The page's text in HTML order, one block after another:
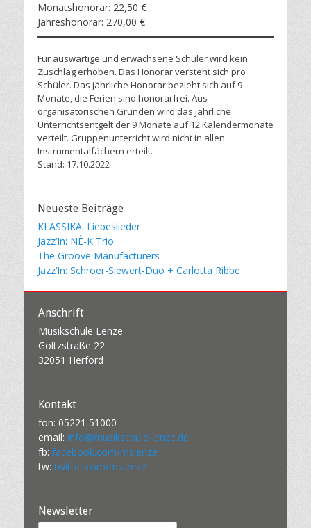
Monatshonorar: 22,50 €
Jahreshonorar: 270,00 €
Für auswärtige und erwachsene Schüler wird kein
Zuschlag erhoben. Das Honorar versteht sich pro
Schüler. Das jährliche Honorar bezieht sich auf 9
Monate, die Ferien sind honorarfrei. Aus
organisatorischen Gründen wird das jährliche
Unterrichtsentgelt der 9 Monate auf 12 Kalendermonate
verteilt. Gruppenunterricht wird nicht in allen
Instrumentalfächern erteilt.
Stand: 17.10.2022
Neueste Beiträge
KLASSIKA: Liebeslieder
Jazz’In: NÈ-K Trio
The Groove Manufacturers
Jazz’In: Schroer-Siewert-Duo + Carlotta Ribbe
Anschrift
Musikschule Lenze
Goltzstraße 22
32051 Herford
Kontakt
fon: 05221 51000
email: info@musikschule-lenze.de
fb: facebook.com/mslenze
tw: twitter.com/mslenze
Newsletter